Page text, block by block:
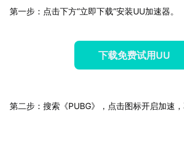
第一步：点击下方“立即下载”安装UU加速器。
下载免费试用UU
第二步：搜索《PUBG》，点击图标开启加速，